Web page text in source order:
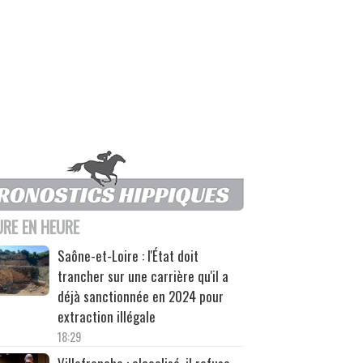
EN HEURE
Saône-et-Loire : l'État doit
trancher sur une carrière qu'il a
déjà sanctionnée en 2024 pour
extraction illégale
18:29